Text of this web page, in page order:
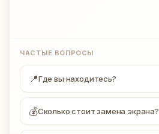
ЧАСТЫЕ ВОПРОСЫ
📍Где вы находитесь?
💰Сколько стоит замена экрана?